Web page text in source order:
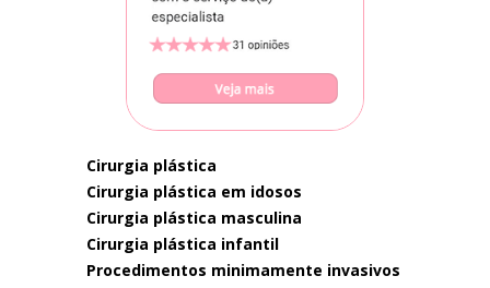
cirurgia plástica
cirurgia plástica em idosos
cirurgia plástica masculina
cirurgia plástica infantil
procedimentos minimamente invasivos